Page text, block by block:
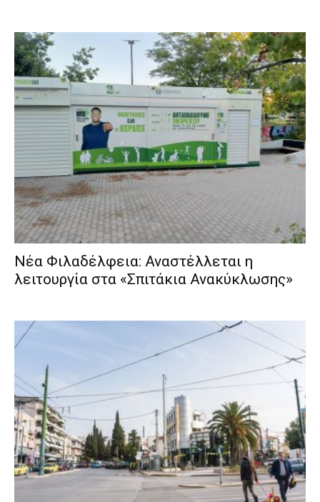
Νέα Φιλαδέλφεια: Αναστέλλεται η
λειτουργία στα «Σπιτάκια Ανακύκλωσης»